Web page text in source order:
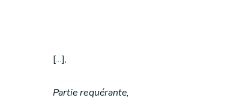
[…],
Partie requérante,